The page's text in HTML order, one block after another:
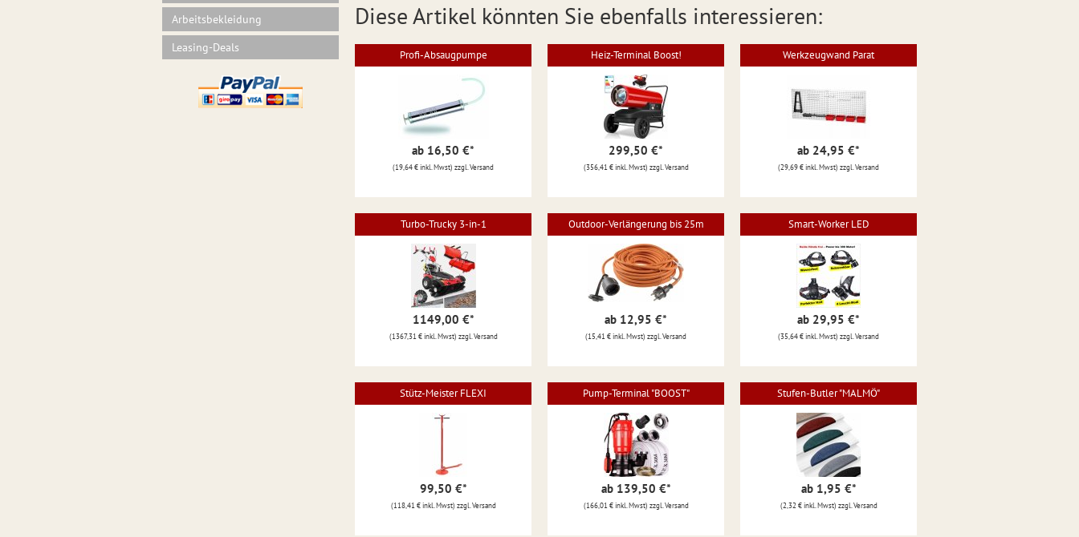
Arbeitsbekleidung
Leasing-Deals
Diese Artikel könnten Sie ebenfalls interessieren:
Profi-Absaugpumpe
ab 16,50 €*
(19,64 € inkl. Mwst) zzgl. Versand
Heiz-Terminal Boost!
299,50 €*
(356,41 € inkl. Mwst) zzgl. Versand
Werkzeugwand Parat
ab 24,95 €*
(29,69 € inkl. Mwst) zzgl. Versand
Turbo-Trucky 3-in-1
1149,00 €*
(1367,31 € inkl. Mwst) zzgl. Versand
Outdoor-Verlängerung bis 25m
ab 12,95 €*
(15,41 € inkl. Mwst) zzgl. Versand
Smart-Worker LED
ab 29,95 €*
(35,64 € inkl. Mwst) zzgl. Versand
Stütz-Meister FLEXI
99,50 €*
(118,41 € inkl. Mwst) zzgl. Versand
Pump-Terminal "BOOST"
ab 139,50 €*
(166,01 € inkl. Mwst) zzgl. Versand
Stufen-Butler "MALMÖ"
ab 1,95 €*
(2,32 € inkl. Mwst) zzgl. Versand